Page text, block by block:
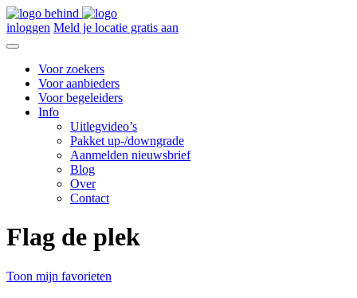
inloggen Meld je locatie gratis aan
Voor zoekers
Voor aanbieders
Voor begeleiders
Info
Uitlegvideo’s
Pakket up-/downgrade
Aanmelden nieuwsbrief
Blog
Over
Contact
Flag de plek
Toon mijn favorieten